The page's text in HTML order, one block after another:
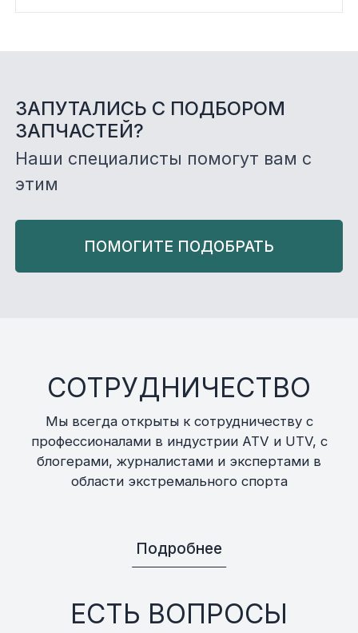
ЗАПУТАЛИСЬ С ПОДБОРОМ
ЗАПЧАСТЕЙ?
Наши специалисты помогут вам с
этим
ПОМОГИТЕ ПОДОБРАТЬ
СОТРУДНИЧЕСТВО
Мы всегда открыты к сотрудничеству с
профессионалами в индустрии ATV и UTV, с
блогерами, журналистами и экспертами в
области экстремального спорта
Подробнее
ЕСТЬ ВОПРОСЫ